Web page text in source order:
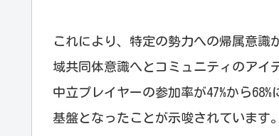
これにより、特定の勢力への帰属意
域共同体意識へとコミュニティのアイ
中立プレイヤーの参加率が47%から
基盤となったことが示唆されています。